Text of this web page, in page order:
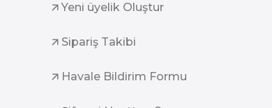
Yeni üyelik Oluştur
Sipariş Takibi
Havale Bildirim Formu